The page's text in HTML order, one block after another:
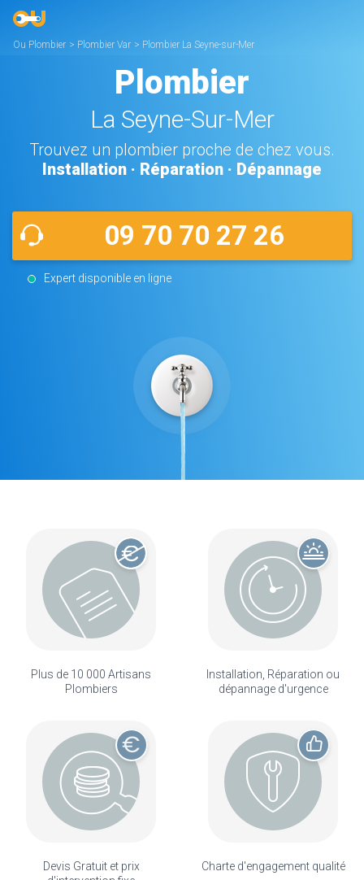
Ou Plombier > Plombier Var > Plombier La Seyne-sur-Mer
Plombier
La Seyne-Sur-Mer
Trouvez un plombier proche de chez vous.
Installation · Réparation · Dépannage
09 70 70 27 26
Expert disponible en ligne
Plus de 10 000 Artisans
Plombiers
Installation, Réparation ou
dépannage d'urgence
Devis Gratuit et prix
Charte d'engagement qualité